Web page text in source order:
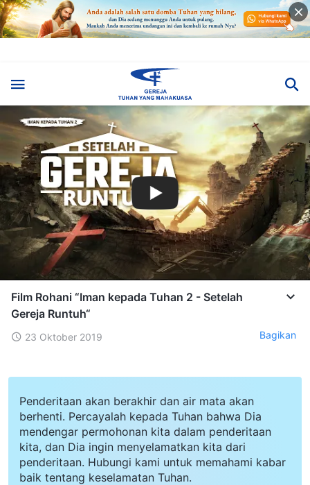
Film Rohani “Iman kepada Tuhan 2 - Setelah
Gereja Runtuh“
23 Oktober 2019 Bagikan
Penderitaan akan berakhir dan air mata akan
berhenti. Percayalah kepada Tuhan bahwa Dia
mendengar permohonan kita dalam penderitaan
kita, dan Dia ingin menyelamatkan kita dari
penderitaan. Hubungi kami untuk memahami kabar
baik tentang keselamatan Tuhan.